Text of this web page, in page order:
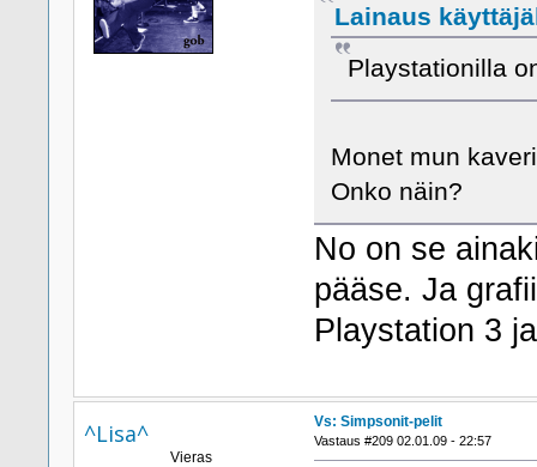
Lainaus
Playstationilla
Monet mun
Onko näin?
No on se
pääse. Ja
Playstation 3
^Lisa^
Vieras
Vs: Simpsonit-pelit
Vastaus #209 02.01.09 - 22:57